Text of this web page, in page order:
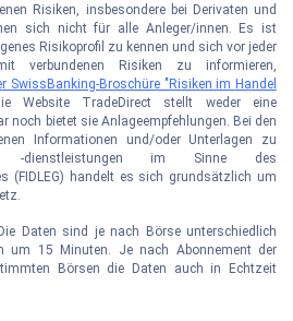
Risiken, insbesondere bei Derivaten und
sich nicht für alle Anleger/innen. Es ist
Risikoprofil zu kennen und sich vor jeder
verbundenen Risiken zu informieren,
SwissBanking-Broschüre "Risiken im Handel
Website TradeDirect stellt weder eine
noch bietet sie Anlageempfehlungen. Bei den
Informationen und/oder Unterlagen zu
-dienstleistungen im Sinne des
(FIDLEG) handelt es sich grundsätzlich um
Daten sind je nach Börse unterschiedlich
um 15 Minuten. Je nach Abonnement der
Börsen die Daten auch in Echtzeit